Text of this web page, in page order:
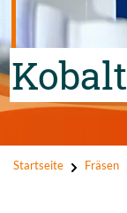
Startseite Fräsen